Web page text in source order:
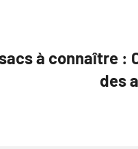
à connaître :
des